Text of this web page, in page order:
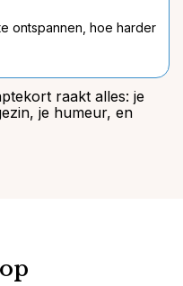
ontspannen, hoe harder
raakt alles: je
je humeur, en